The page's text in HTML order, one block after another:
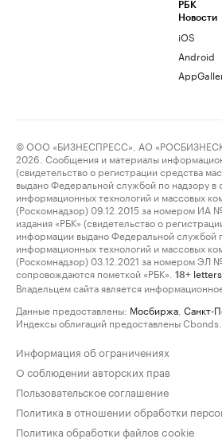
РБК
Новости
iOS
Android
© ООО «БИЗНЕСПРЕСС», АО
2026. Сообщения и материалы
(свидетельство о регистрации средства
выдано Федеральной службой по надзору в
информационных технологий и массовых
(Роскомнадзор) 09.12.2015 за номером ИА
издания «РБК» (свидетельство о
информации выдано Федеральной службой
информационных технологий и массовых
(Роскомнадзор) 03.12.2021 за номером ЭЛ
сопровождаются пометкой «РБК».
18+
Владельцем сайта является
Данные предоставлены: Мосбиржа Санкт-
Индексы облигаций предоставлены Cbonds.
Информация об ограничениях
О соблюдении авторских прав
Пользовательское соглашение
Политика в отношении обработки
Политика обработки файлов cookie